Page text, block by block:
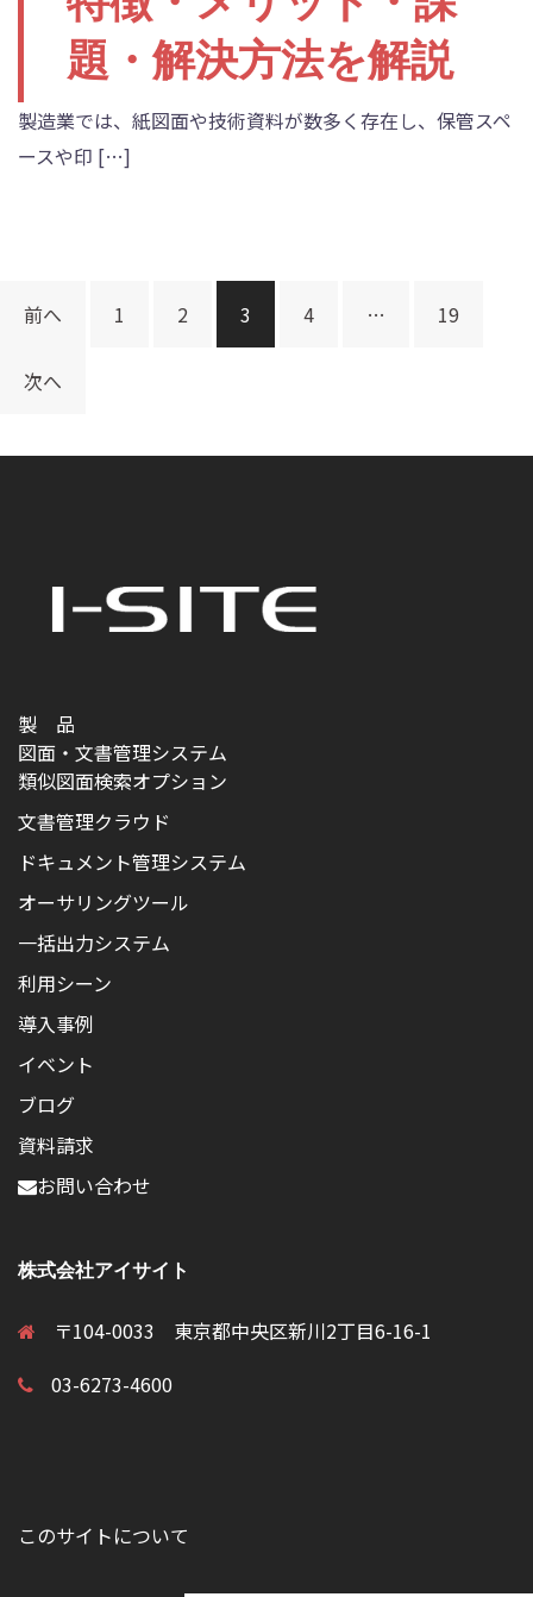
題・解決方法を解説
製造業では、紙図面や技術資料が数多く存在し、保管スペ
ースや印 […]
投
の
り
前へ 1 2 3 4 … 19
次へ
製 品
図面・文書管理システム
類似図面検索オプション
文書管理クラウド
ドキュメント管理システム
オーサリングツール
一括出力システム
利用シーン
導入事例
イベント
ブログ
資料請求
お問い合わせ
株式会社アイサイト
〒104-0033 東京都中央区新川2丁目6-16-1
03-6273-4600
このサイトについて